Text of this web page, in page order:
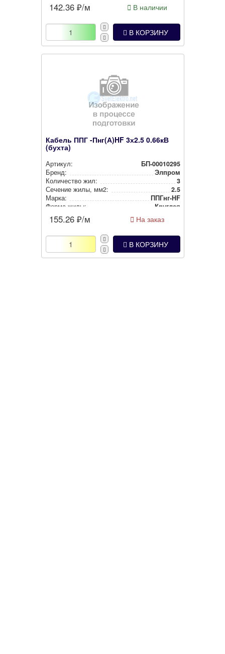
142.36 ₽/м В наличии
В КОРЗИНУ
Кабель ППГ -Пнг(А)HF 3х2.5 0.66кВ
(бухта)
Артикул:
БП-00010295
Бренд:
Элпром
Количество жил:
3
Сечение жилы, мм2:
2.5
Марка:
ППГнг-HF
Форма жилы:
Круглая
155.26 ₽/м На заказ
В КОРЗИНУ